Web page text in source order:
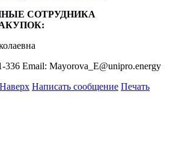
СОТРУДНИКА
336 Email: Mayorova_E@unipro.energy
Наверх Написать сообщение Печать